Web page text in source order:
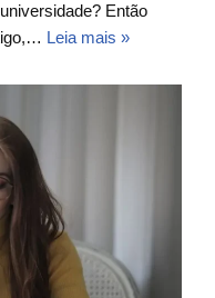
Então
Leia mais »